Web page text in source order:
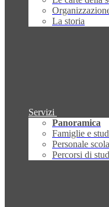
La storia
Servizi
Panoramica
Famiglie e
Personale
Percorsi di